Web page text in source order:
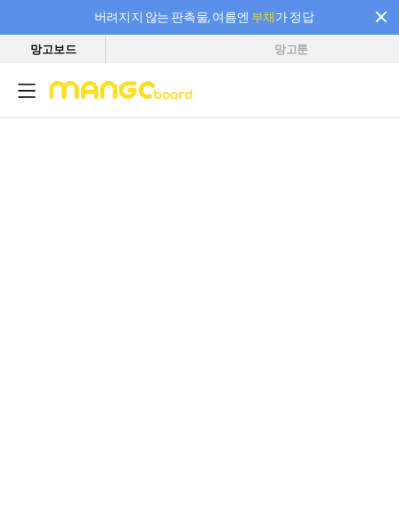
버려지지 않는 판촉물, 여름엔 부채가 정답
필요한 만큼 충전하고 끊김 없이 작업하세요! 새로워진 AI 부스터 요금제
망고보드 망고툰